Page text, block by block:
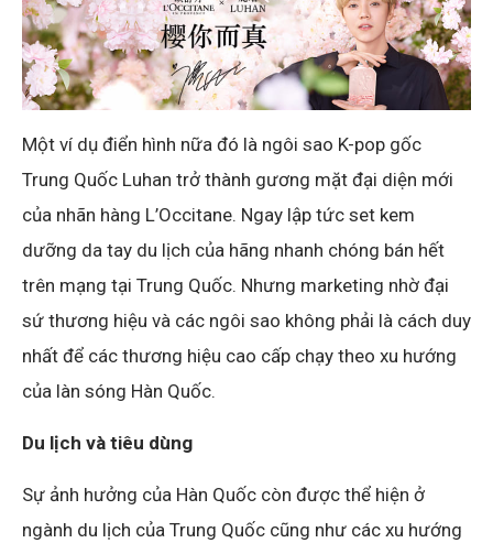
Một ví dụ điển hình nữa đó là ngôi sao K-pop gốc
Trung Quốc Luhan trở thành gương mặt đại diện mới
của nhãn hàng L’Occitane. Ngay lập tức set kem
dưỡng da tay du lịch của hãng nhanh chóng bán hết
trên mạng tại Trung Quốc. Nhưng marketing nhờ đại
sứ thương hiệu và các ngôi sao không phải là cách duy
nhất để các thương hiệu cao cấp chạy theo xu hướng
của làn sóng Hàn Quốc.
Du lịch và tiêu dùng
Sự ảnh hưởng của Hàn Quốc còn được thể hiện ở
ngành du lịch của Trung Quốc cũng như các xu hướng